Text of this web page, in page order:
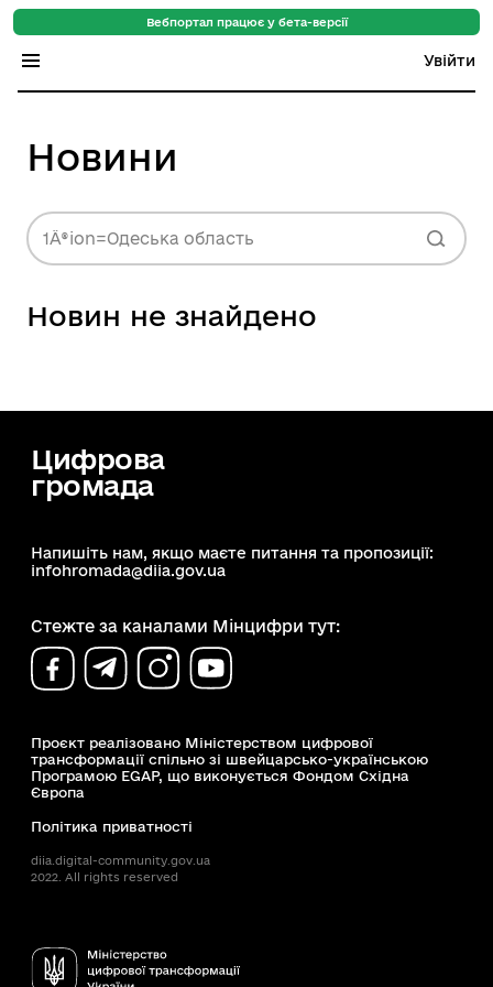
Вебпортал працює у бета-версії
Увійти
Індекс громад
Цифровий путівник
База знань
Новини
Новини
1Â®ion=Одеська область
Новин не знайдено
Цифрова
громада
Напишіть нам, якщо маєте питання та пропозиції:
infohromada@diia.gov.ua
Стежте за каналами Мінцифри тут:
Проєкт реалізовано Міністерством цифрової
трансформації спільно зі швейцарсько-українською
Програмою EGAP, що виконується Фондом Східна
Європа
Політика приватності
diia.digital-community.gov.ua
2022. All rights reserved